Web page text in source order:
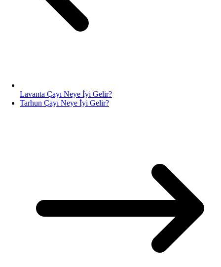
Lavanta Çayı Neye İyi Gelir?
Tarhun Çayı Neye İyi Gelir?